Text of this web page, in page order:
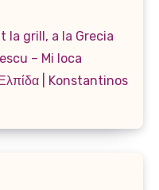
la grill, a la Grecia
– Mi loca
| Konstantinos